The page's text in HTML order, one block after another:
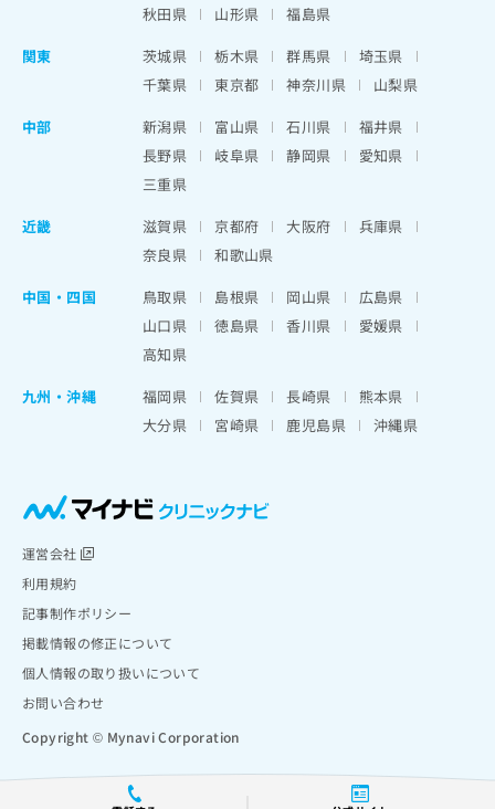
秋田県
山形県
福島県
関東
茨城県 栃木県 群馬県
埼玉県
千葉県
東京都 神奈川県
山梨県
中部
新潟県 富山県 石川県
福井県
長野県
岐阜県 静岡県
愛知県
三重県
近畿
滋賀県 京都府 大阪府
兵庫県
奈良県
和歌山県
中国・四国
鳥取県 島根県 岡山県
広島県
山口県
徳島県 香川県
愛媛県
高知県
九州・沖縄
福岡県 佐賀県 長崎県
熊本県
大分県
宮崎県 鹿児島県 沖縄県
運営会社
利用規約
記事制作ポリシー
掲載情報の修正について
個人情報の取り扱いについて
お問い合わせ
Copyright © Mynavi Corporation